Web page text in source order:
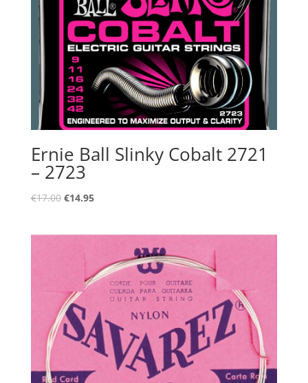
Ernie Ball Slinky Cobalt 2721
– 2723
€17.00 Oorspronkelijke
€14.95Huidige